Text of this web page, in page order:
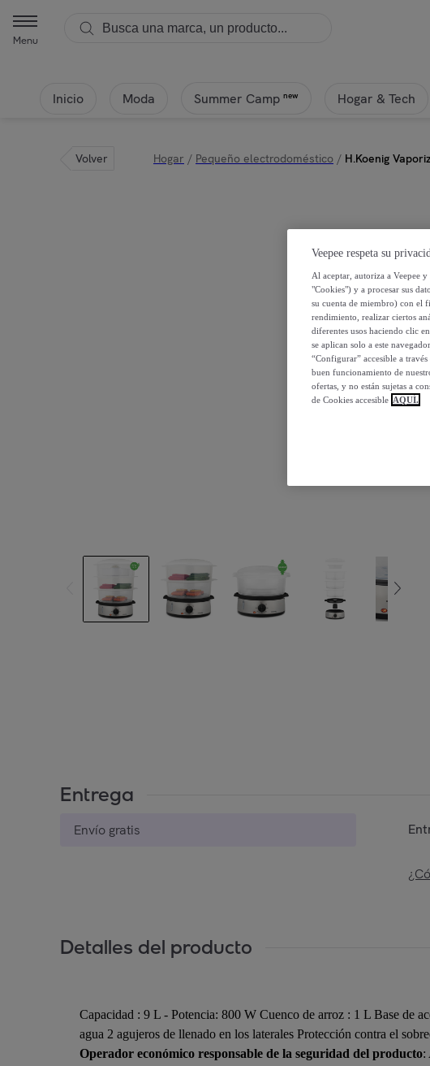
Menu
Inicio Moda Summer Camp new Hogar & Tech
Volver Hogar / Pequeño electrodoméstico / H.Koenig
Entrega
Envío gratis
Detalles del producto
Capacidad : 9 L - Potencia: 800 W Cuenco de arroz : 1 L Base de
agua 2 agujeros de llenado en los laterales Protección contra el
Operador económico responsable de la seguridad del producto:
Veepee respeta su
Al aceptar, autoriza a Veepee
"Cookies") y a procesar sus
su cuenta de miembro) con el
rendimiento, realizar ciertos
diferentes usos haciendo clic
se aplican solo a este
“Configurar” accesible a
buen funcionamiento de
ofertas, y no están sujetas a
de Cookies accesible AQUÍ.